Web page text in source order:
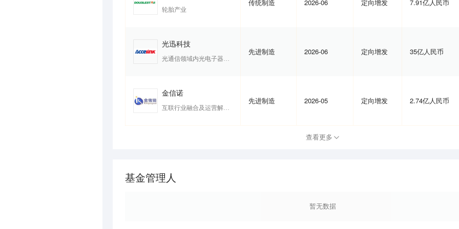
轮胎产业
传统制造 2026-06 定向增发 7.91亿人民币
光迅科技
光通信领域内光电子器件的开发及制
先进制造 2026-06 定向增发 35亿人民币
金信诺
互联行业融合及运营解决方案综合服务商
先进制造 2026-05 定向增发 2.74亿人民币
查看更多
基金管理人
暂无数据